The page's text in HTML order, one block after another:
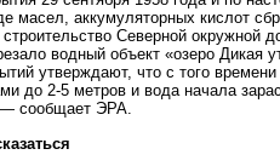
масел, аккумуляторных кислот
Северной окружной
водный объект «озеро Дикая
утверждают, что с того
до 2-5 метров и вода начала
сообщает ЭРА.